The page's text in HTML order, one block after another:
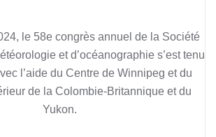
le 58e congrès annuel de la Société
et d’océanographie s’est tenu
l’aide du Centre de Winnipeg et du
de la Colombie-Britannique et du
Yukon.